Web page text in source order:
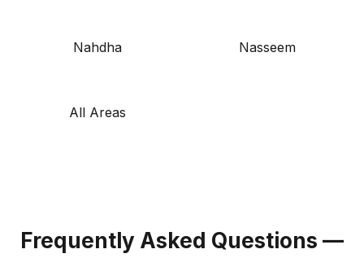
Nahdha Nasseem
All Areas
Frequently Asked Questions —